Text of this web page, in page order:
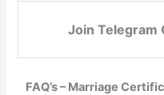
Join Telegram
FAQ’s – Marriage